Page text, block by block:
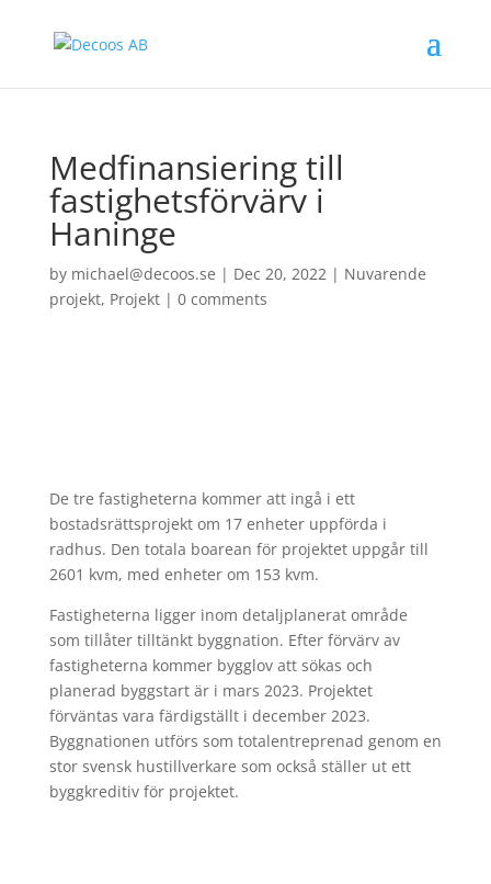
Medfinansiering till
fastighetsförvärv i
Haninge
by michael@decoos.se | Dec 20, 2022| Nuvarende
projekt, Projekt| 0 comments
De tre fastigheterna kommer att ingå i ett
bostadsrättsprojekt om 17 enheter uppförda i
radhus. Den totala boarean för projektet uppgår till
2601 kvm, med enheter om 153 kvm.
Fastigheterna ligger inom detaljplanerat område
som tillåter tilltänkt byggnation. Efter förvärv av
fastigheterna kommer bygglov att sökas och
planerad byggstart är i mars 2023. Projektet
förväntas vara färdigställt i december 2023.
Byggnationen utförs som totalentreprenad genom en
stor svensk hustillverkare som också ställer ut ett
byggkreditiv för projektet.